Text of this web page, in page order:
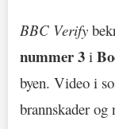
BBC Verify
nummer 3 i
byen. Video i
brannskader og